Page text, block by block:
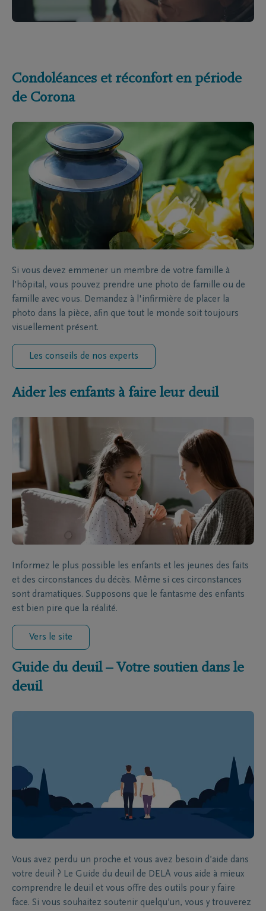
Condoléances et réconfort en période
de Corona
Si vous devez emmener un membre de votre famille à
l'hôpital, vous pouvez prendre une photo de famille ou de
famille avec vous. Demandez à l'infirmière de placer la
photo dans la pièce, afin que tout le monde soit toujours
visuellement présent.
Les conseils de nos experts
Aider les enfants à faire leur deuil
Informez le plus possible les enfants et les jeunes des faits
et des circonstances du décès. Même si ces circonstances
sont dramatiques. Supposons que le fantasme des enfants
est bien pire que la réalité.
Vers le site
Guide du deuil – Votre soutien dans le
deuil
Vous avez perdu un proche et vous avez besoin d’aide dans
votre deuil ? Le Guide du deuil de DELA vous aide à mieux
comprendre le deuil et vous offre des outils pour y faire
face. Si vous souhaitez soutenir quelqu’un, vous y trouverez